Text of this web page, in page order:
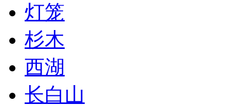
灯笼
杉木
西湖
长白山